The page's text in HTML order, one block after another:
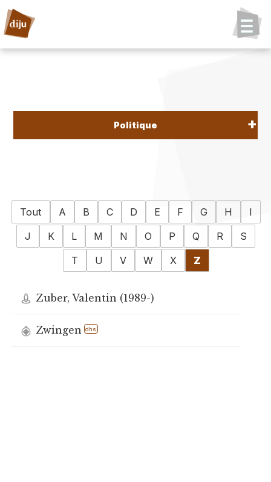
Politique
Tout A B C D E F G H
I
J
K L M N O P Q R
S
T
U V W X Z
Zuber, Valentin (1989-)
Zwingen dhs